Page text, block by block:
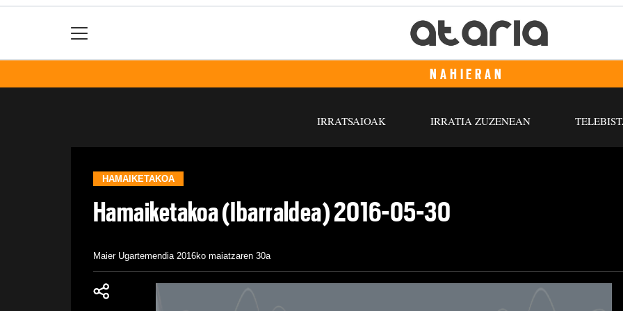
NAHIERAN
IRRATSAIOAK IRRATIA ZUZENEAN
HAMAIKETAKOA
Hamaiketakoa (Ibarraldea) 2016-05-30
Maier Ugartemendia 2016ko maiatzaren 30a